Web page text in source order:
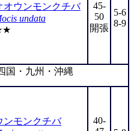
オウンモンクチバ
undata
45-
50
開張
5-6
8-9
・九州・沖縄
ンモンクチバ
40-